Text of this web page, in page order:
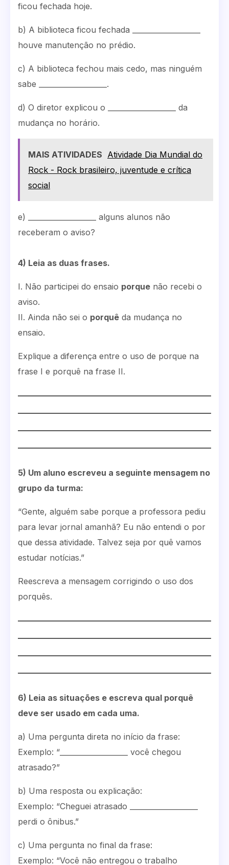
ficou fechada hoje.
b) A biblioteca ficou fechada ___________________
houve manutenção no prédio.
c) A biblioteca fechou mais cedo, mas ninguém
sabe ___________________.
d) O diretor explicou o ___________________ da
mudança no horário.
MAIS ATIVIDADES Atividade Dia Mundial do
Rock - Rock brasileiro, juventude e crítica
social
e) ___________________ alguns alunos não
receberam o aviso?
4) Leia as duas frases.
I. Não participei do ensaio porque não recebi o
aviso.
II. Ainda não sei o porquê da mudança no
ensaio.
Explique a diferença entre o uso de porque na
frase I e porquê na frase II.
5) Um aluno escreveu a seguinte mensagem no
grupo da turma:
“Gente, alguém sabe porque a professora pediu
para levar jornal amanhã? Eu não entendi o por
que dessa atividade. Talvez seja por quê vamos
estudar notícias.”
Reescreva a mensagem corrigindo o uso dos
porquês.
6) Leia as situações e escreva qual porquê
deve ser usado em cada uma.
a) Uma pergunta direta no início da frase:
Exemplo: “___________________ você chegou
atrasado?”
b) Uma resposta ou explicação:
Exemplo: “Cheguei atrasado ___________________
perdi o ônibus.”
c) Uma pergunta no final da frase:
Exemplo: “Você não entregou o trabalho